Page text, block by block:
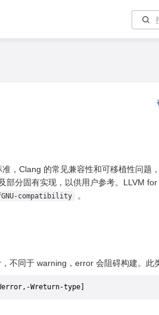
，Clang 的常见兼容性和可移植性问题
分固有实现，以供用户参考。LLVM
compatibility 。
不同于 warning，error 会阻碍构建。此
Wreturn-type]